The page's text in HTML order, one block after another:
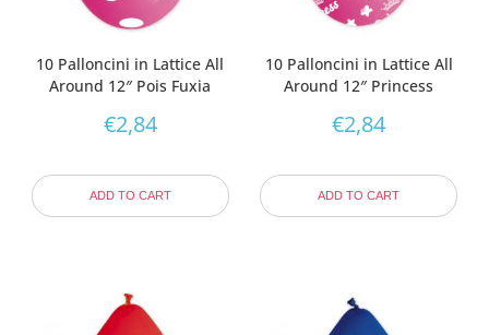
10 Palloncini in Lattice All
Around 12″ Pois Fuxia
€2,84
ADD TO CART
10 Palloncini in Lattice All
Around 12″ Princess
€2,84
ADD TO CART